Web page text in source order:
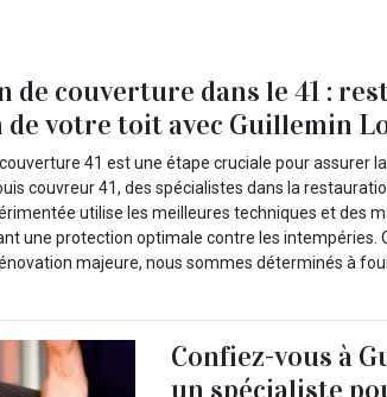
de couverture dans le 41 :
votre toit avec Guillemin
41 est une étape cruciale pour assurer
couvreur 41, des spécialistes dans la
utilise les meilleures techniques et des
une protection optimale contre les intempéries.
majeure, nous sommes déterminés à
Confiez-vous à
un spécialiste